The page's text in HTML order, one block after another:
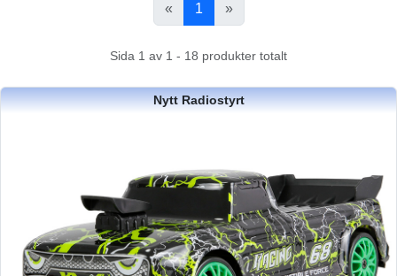
« 1 »
Sida 1 av 1 - 18 produkter totalt
Nytt Radiostyrt